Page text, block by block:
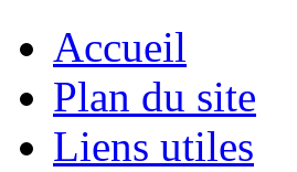
Accueil
Plan du site
Liens utiles